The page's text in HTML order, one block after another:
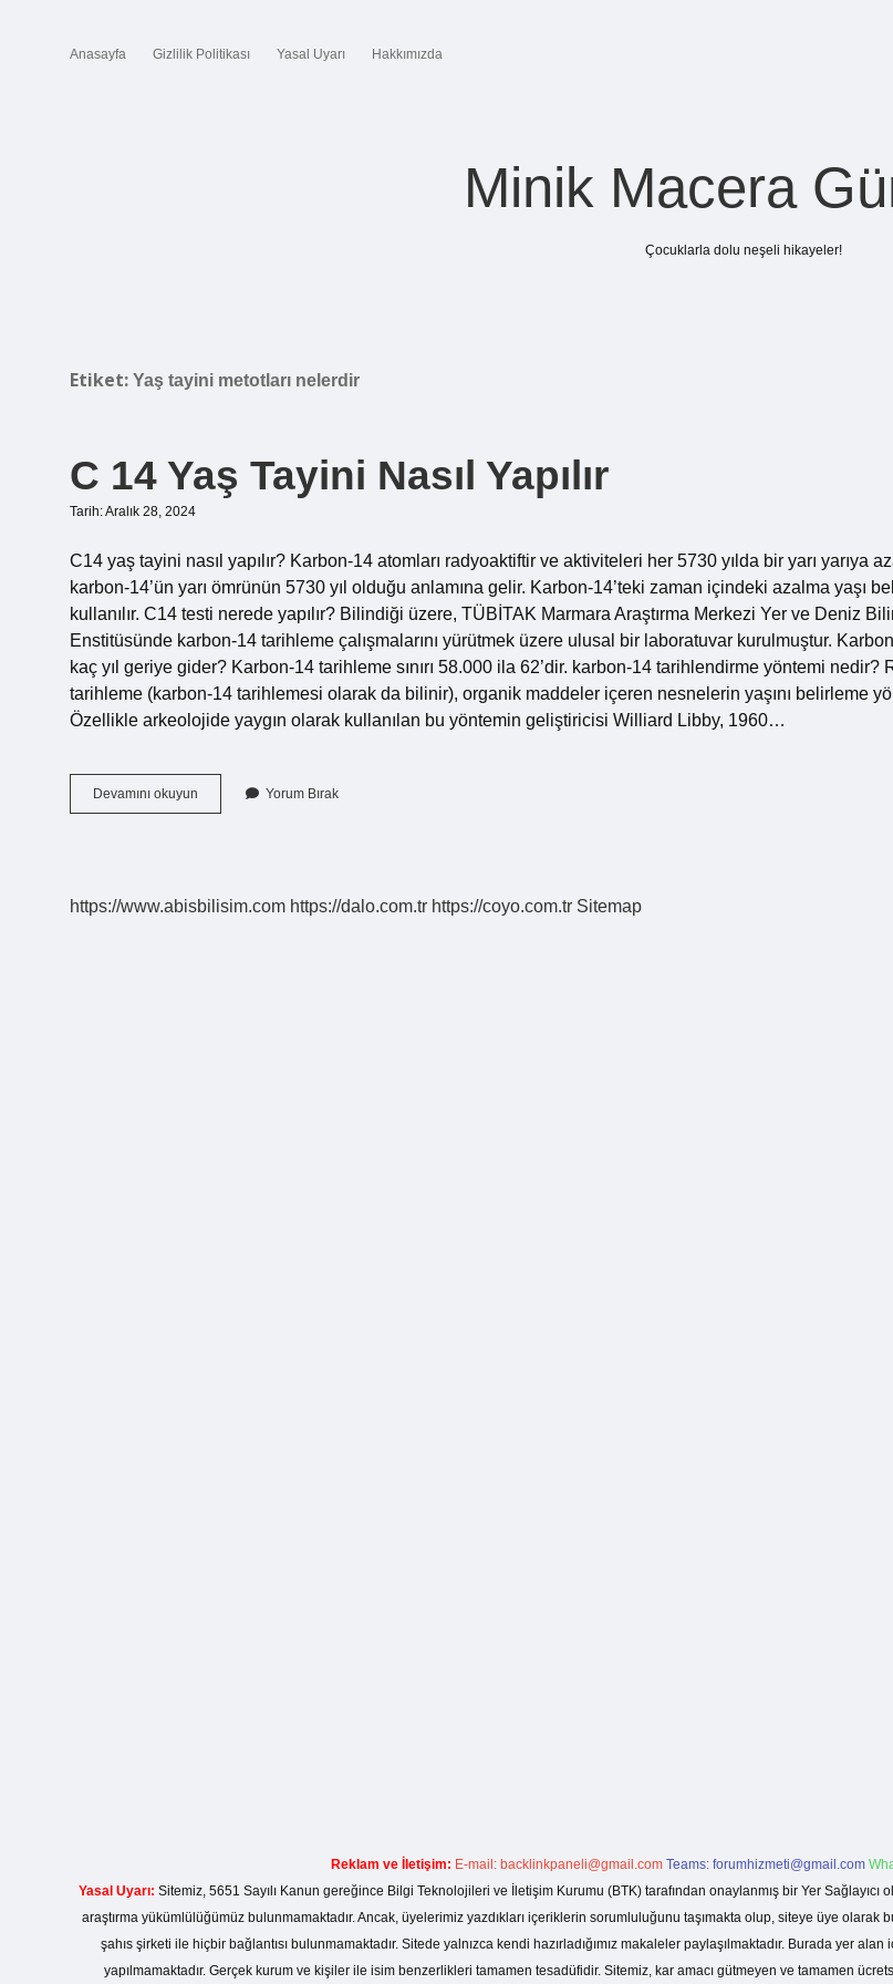
Anasayfa Gizlilik Politikası Yasal Uyarı Hakkımızda
Minik Macera
Çocuklarla dolu neşeli hikayeler!
Etiket: Yaş tayini metotları nelerdir
C 14 Yaş Tayini Nasıl Yapılır
Tarih: Aralık 28, 2024
C14 yaş tayini nasıl yapılır? Karbon-14 atomları radyoaktiftir ve aktiviteleri her 5730 yılda bir yarı yarıya
karbon-14’ün yarı ömrünün 5730 yıl olduğu anlamına gelir. Karbon-14’teki zaman içindeki azalma yaşı
kullanılır. C14 testi nerede yapılır? Bilindiği üzere, TÜBİTAK Marmara Araştırma Merkezi Yer ve Deniz
Enstitüsünde karbon-14 tarihleme çalışmalarını yürütmek üzere ulusal bir laboratuvar kurulmuştur.
kaç yıl geriye gider? Karbon-14 tarihleme sınırı 58.000 ila 62’dir. karbon-14 tarihlendirme yöntemi nedir?
tarihleme (karbon-14 tarihlemesi olarak da bilinir), organik maddeler içeren nesnelerin yaşını belirleme
Özellikle arkeolojide yaygın olarak kullanılan bu yöntemin geliştiricisi Williard Libby, 1960…
Devamını okuyun
14
Yorum Bırak
https://www.abisbilisim.com https://dalo.com.tr https://coyo.com.tr Sitemap
Reklam ve İletişim: E-mail: backlinkpaneli@gmail.com Teams: forumhizmeti@gmail.com
Yasal Uyarı: Sitemiz, 5651 Sayılı Kanun gereğince Bilgi Teknolojileri ve İletişim Kurumu (BTK) tarafından onaylanmış bir Yer
araştırma yükümlülüğümüz bulunmamaktadır. Ancak, üyelerimiz yazdıkları içeriklerin sorumluluğunu taşımakta olup, siteye üye
şahıs şirketi ile hiçbir bağlantısı bulunmamaktadır. Sitede yalnızca kendi hazırladığımız makaleler paylaşılmaktadır. Burada yer
yapılmamaktadır. Gerçek kurum ve kişiler ile isim benzerlikleri tamamen tesadüfidir. Sitemiz, kar amacı gütmeyen ve tamamen